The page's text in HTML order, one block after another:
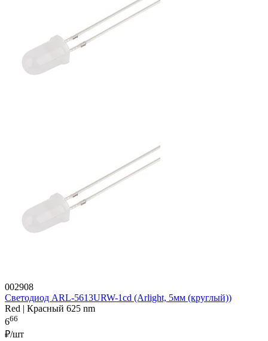
002908
Светодиод ARL-5613URW-1cd (Arlight, 5мм (круглый))
Red | Красный 625 nm
666
₽/шт